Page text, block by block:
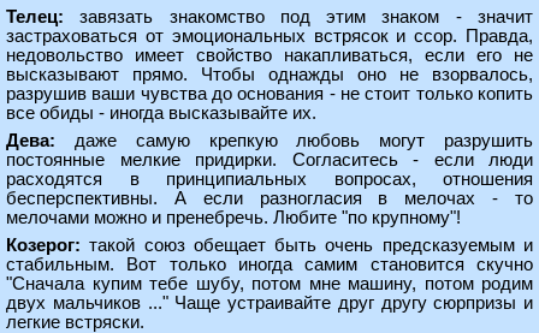
Телец: завязать знакомство под этим знаком - значит
застраховаться от эмоциональных встрясок и ссор. Правда,
недовольство имеет свойство накапливаться, если его не
высказывают прямо. Чтобы однажды оно не взорвалось,
разрушив ваши чувства до основания - не стоит только копить
все обиды - иногда высказывайте их.
Дева: даже самую крепкую любовь могут разрушить
постоянные мелкие придирки. Согласитесь - если люди
расходятся в принципиальных вопросах, отношения
бесперспективны. А если разногласия в мелочах - то
мелочами можно и пренебречь. Любите "по крупному"!
Козерог: такой союз обещает быть очень предсказуемым и
стабильным. Вот только иногда самим становится скучно
"Сначала купим тебе шубу, потом мне машину, потом родим
двух мальчиков ..." Чаще устраивайте друг другу сюрпризы и
легкие встряски.